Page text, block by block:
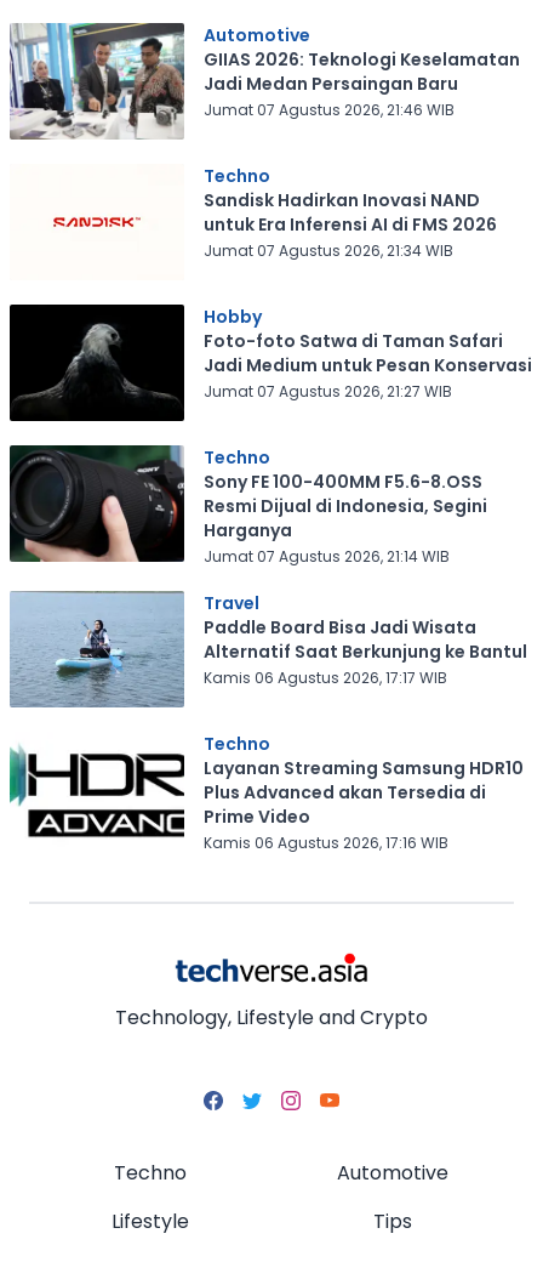
Automotive
GIIAS 2026: Teknologi Keselamatan
Jadi Medan Persaingan Baru
Jumat 07 Agustus 2026, 21:46 WIB
Techno
Sandisk Hadirkan Inovasi NAND
untuk Era Inferensi AI di FMS 2026
Jumat 07 Agustus 2026, 21:34 WIB
Hobby
Foto-foto Satwa di Taman Safari
Jadi Medium untuk Pesan Konservasi
Jumat 07 Agustus 2026, 21:27 WIB
Techno
Sony FE 100-400MM F5.6-8.OSS
Resmi Dijual di Indonesia, Segini
Harganya
Jumat 07 Agustus 2026, 21:14 WIB
Travel
Paddle Board Bisa Jadi Wisata
Alternatif Saat Berkunjung ke Bantul
Kamis 06 Agustus 2026, 17:17 WIB
Techno
Layanan Streaming Samsung HDR10
Plus Advanced akan Tersedia di
Prime Video
Kamis 06 Agustus 2026, 17:16 WIB
Technology, Lifestyle and Crypto
Techno
Lifestyle
Automotive
Tips